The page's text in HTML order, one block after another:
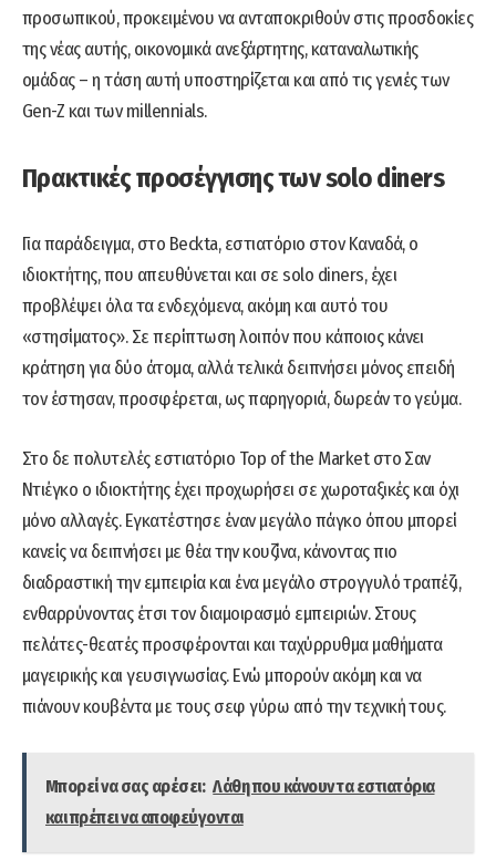
προσωπικού, προκειμένου να ανταποκριθούν στις προσδοκίες
της νέας αυτής, οικονομικά ανεξάρτητης, καταναλωτικής
ομάδας – η τάση αυτή υποστηρίζεται και από τις γενιές των
Gen-Z και των millennials.
Πρακτικές προσέγγισης των solo diners
Για παράδειγμα, στο Beckta, εστιατόριο στον Καναδά, ο
ιδιοκτήτης, που απευθύνεται και σε solo diners, έχει
προβλέψει όλα τα ενδεχόμενα, ακόμη και αυτό του
«στησίματος». Σε περίπτωση λοιπόν που κάποιος κάνει
κράτηση για δύο άτομα, αλλά τελικά δειπνήσει μόνος επειδή
τον έστησαν, προσφέρεται, ως παρηγοριά, δωρεάν το γεύμα.
Στο δε πολυτελές εστιατόριο Top of the Market στο Σαν
Ντιέγκο ο ιδιοκτήτης έχει προχωρήσει σε χωροταξικές και όχι
μόνο αλλαγές. Εγκατέστησε έναν μεγάλο πάγκο όπου μπορεί
κανείς να δειπνήσει με θέα την κουζίνα, κάνοντας πιο
διαδραστική την εμπειρία και ένα μεγάλο στρογγυλό τραπέζι,
ενθαρρύνοντας έτσι τον διαμοιρασμό εμπειριών. Στους
πελάτες-θεατές προσφέρονται και ταχύρρυθμα μαθήματα
μαγειρικής και γευσιγνωσίας. Ενώ μπορούν ακόμη και να
πιάνουν κουβέντα με τους σεφ γύρω από την τεχνική τους.
Μπορεί να σας αρέσει: Λάθη που κάνουν τα εστιατόρια
και πρέπει να αποφεύγονται